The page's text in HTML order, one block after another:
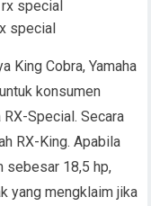
special
King Cobra, Yamaha
konsumen
Special. Secara
RX-King. Apabila
sebesar 18,5 hp,
yang mengklaim jika